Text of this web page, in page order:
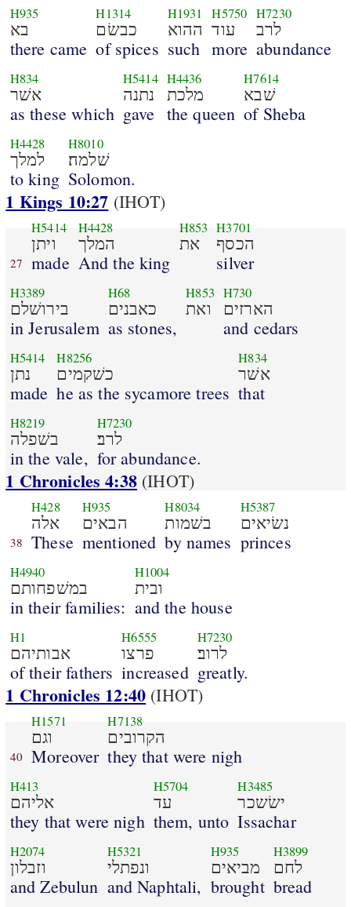
H935
בא
there came
H1314
כבשׂם
of spices
H1931
ההוא
such
H5750
עוד
more
H7230
לרב
abundance
H834
אשׁר
as these which
H5414
נתנה
gave
H4436
מלכת
the queen
H7614
שׁבא
of Sheba
H4428
למלך
to king
H8010
שׁלמה׃
Solomon.
1 Kings 10:27 (IHOT)
27
H5414
ויתן
made
H4428
המלך
And the king
H853
את
H3701
הכסף
silver
H3389
בירושׁלם
in Jerusalem
H68
כאבנים
as stones,
H853
ואת
H730
הארזים
and cedars
H5414
נתן
made
H8256
כשׁקמים
he as the sycamore trees
H834
אשׁר
that
H8219
בשׁפלה
in the vale,
H7230
לרב׃
for abundance.
1 Chronicles 4:38(IHOT)
38
H428
אלה
These
H935
הבאים
mentioned
H8034
בשׁמות
by names
H5387
נשׂיאים
princes
H4940
במשׁפחותם
in their families:
H1004
ובית
and the house
H1
אבותיהם
of their fathers
H6555
פרצו
increased
H7230
לרוב׃
greatly.
1 Chronicles 12:40 (IHOT)
40
H1571
וגם
Moreover
H7138
הקרובים
they that were nigh
H413
אליהם
they that were nigh
H5704
עד
them, unto
H3485
ישׂשכר
Issachar
H2074
וזבלון
and Zebulun
H5321
ונפתלי
and Naphtali,
H935
מביאים
brought
H3899
לחם
bread